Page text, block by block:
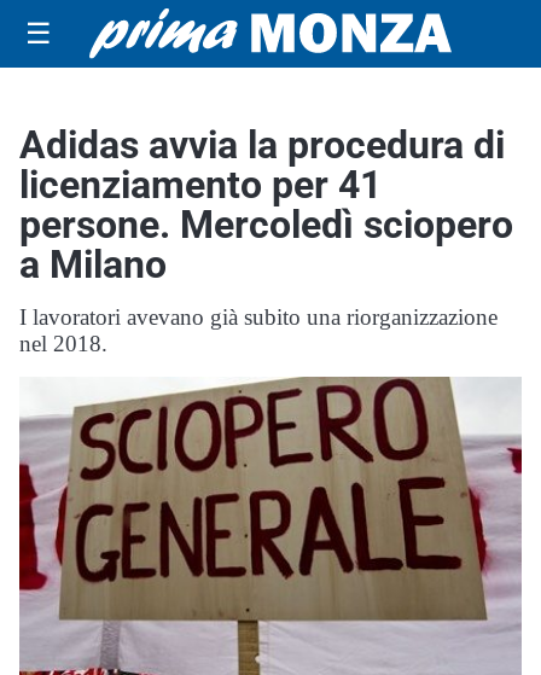
☰
Adidas avvia la procedura di
licenziamento per 41
persone. Mercoledì sciopero
a Milano
I lavoratori avevano già subito una riorganizzazione
nel 2018.